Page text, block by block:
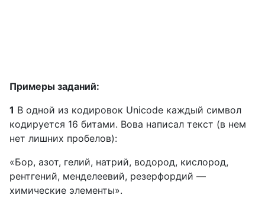
Примеры заданий:
1 В одной из кодировок Unicode каждый символ
кодируется 16 битами. Вова написал текст (в нем
нет лишних пробелов):
«Бор, азот, гелий, натрий, водород, кислород,
рентгений, менделеевий, резерфордий —
химические элементы».